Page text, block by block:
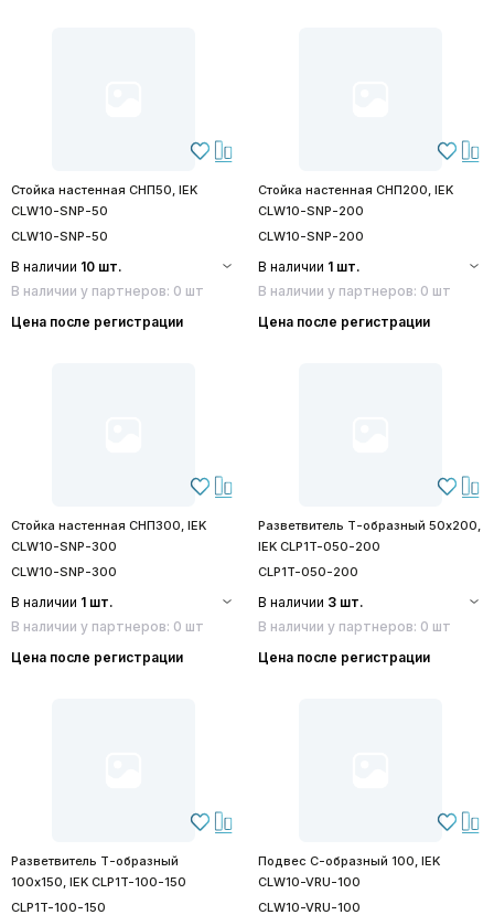
Стойка настенная СНП50, IEK
CLW10-SNP-50
CLW10-SNP-50
В наличии 10 шт.
В наличии у партнеров: 0 шт
Цена после регистрации
Стойка настенная СНП200, IEK
CLW10-SNP-200
CLW10-SNP-200
В наличии 1 шт.
В наличии у партнеров: 0 шт
Цена после регистрации
Стойка настенная СНП300, IEK
CLW10-SNP-300
CLW10-SNP-300
В наличии 1 шт.
В наличии у партнеров: 0 шт
Цена после регистрации
Разветвитель Т-образный 50х200,
IEK CLP1T-050-200
CLP1T-050-200
В наличии 3 шт.
В наличии у партнеров: 0 шт
Цена после регистрации
Разветвитель Т-образный
100х150, IEK CLP1T-100-150
CLP1T-100-150
Подвес С-образный 100, IEK
CLW10-VRU-100
CLW10-VRU-100